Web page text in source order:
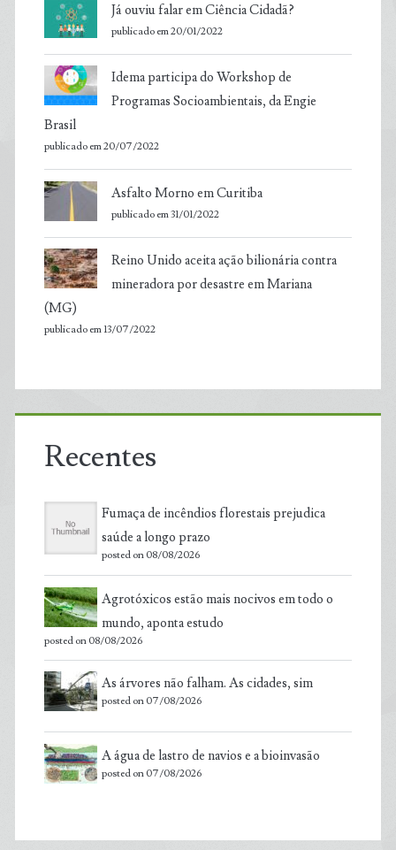
Já ouviu falar em Ciência Cidadã?
publicado em 20/01/2022
Idema participa do Workshop de
Programas Socioambientais, da Engie
Brasil
publicado em 20/07/2022
Asfalto Morno em Curitiba
publicado em 31/01/2022
Reino Unido aceita ação bilionária contra
mineradora por desastre em Mariana
(MG)
publicado em 13/07/2022
Recentes
Fumaça de incêndios florestais prejudica
saúde a longo prazo
posted on 08/08/2026
Agrotóxicos estão mais nocivos em todo o
mundo, aponta estudo
posted on 08/08/2026
As árvores não falham. As cidades, sim
posted on 07/08/2026
A água de lastro de navios e a bioinvasão
posted on 07/08/2026